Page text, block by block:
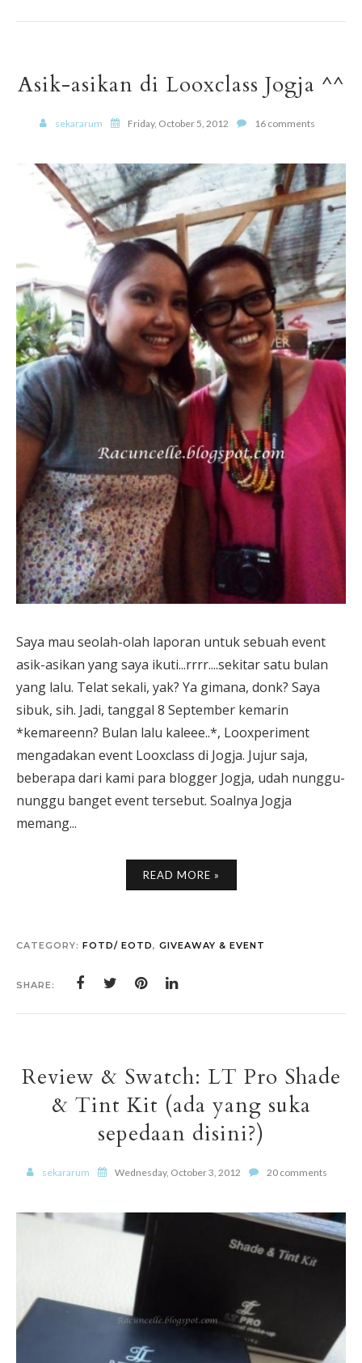
Asik-asikan di Looxclass Jogja ^^
sekararum Friday, October 5, 2012 16 comments
Saya mau seolah-olah laporan untuk sebuah event
asik-asikan yang saya ikuti...rrrr....sekitar satu bulan
yang lalu. Telat sekali, yak? Ya gimana, donk? Saya
sibuk, sih. Jadi, tanggal 8 September kemarin
*kemareenn? Bulan lalu kaleee..*, Looxperiment
mengadakan event Looxclass di Jogja. Jujur saja,
beberapa dari kami para blogger Jogja, udah nunggu-
nunggu banget event tersebut. Soalnya Jogja
memang...
READ MORE »
CATEGORY: FOTD/ EOTD, GIVEAWAY & EVENT
SHARE:
Review & Swatch: LT Pro Shade
& Tint Kit (ada yang suka
sepedaan disini?)
sekararum Wednesday, October 3, 2012 20 comments